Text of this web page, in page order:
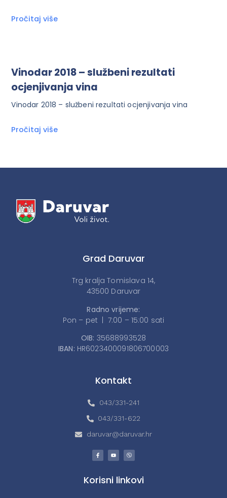
Pročitaj više
Vinodar 2018 – službeni rezultati
ocjenjivanja vina
Vinodar 2018 – službeni rezultati ocjenjivanja vina
Pročitaj više
Grad Daruvar
Trg kralja Tomislava 14,
43500 Daruvar
Radno vrijeme:
Pon – pet | 7:00 – 15:00 sati
OIB: 35688993528
IBAN: HR6023400091806700003
Kontakt
043/331-241
043/331-622
daruvar@daruvar.hr
Korisni linkovi